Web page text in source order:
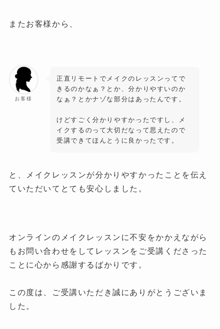
またお客様から、
お客様
正直リモートでメイクのレッスンってで
きるのかなぁ？とか、分かりやすいのか
なぁ？とかナゾな部分はあったんです。
けどすごく分かりやすかったですし、メ
イクするのって大切だなって思えたので
受講できてほんとうに良かったです。
と、メイクレッスンが分かりやすかったことを伝え
ていただいてとても安心しました。
オンラインのメイクレッスンに不安をかかえながら
もお問い合わせをしてレッスンをご受講くださった
ことに心から感謝するばかりです。
この度は、ご受講いただき誠にありがとうございま
した。